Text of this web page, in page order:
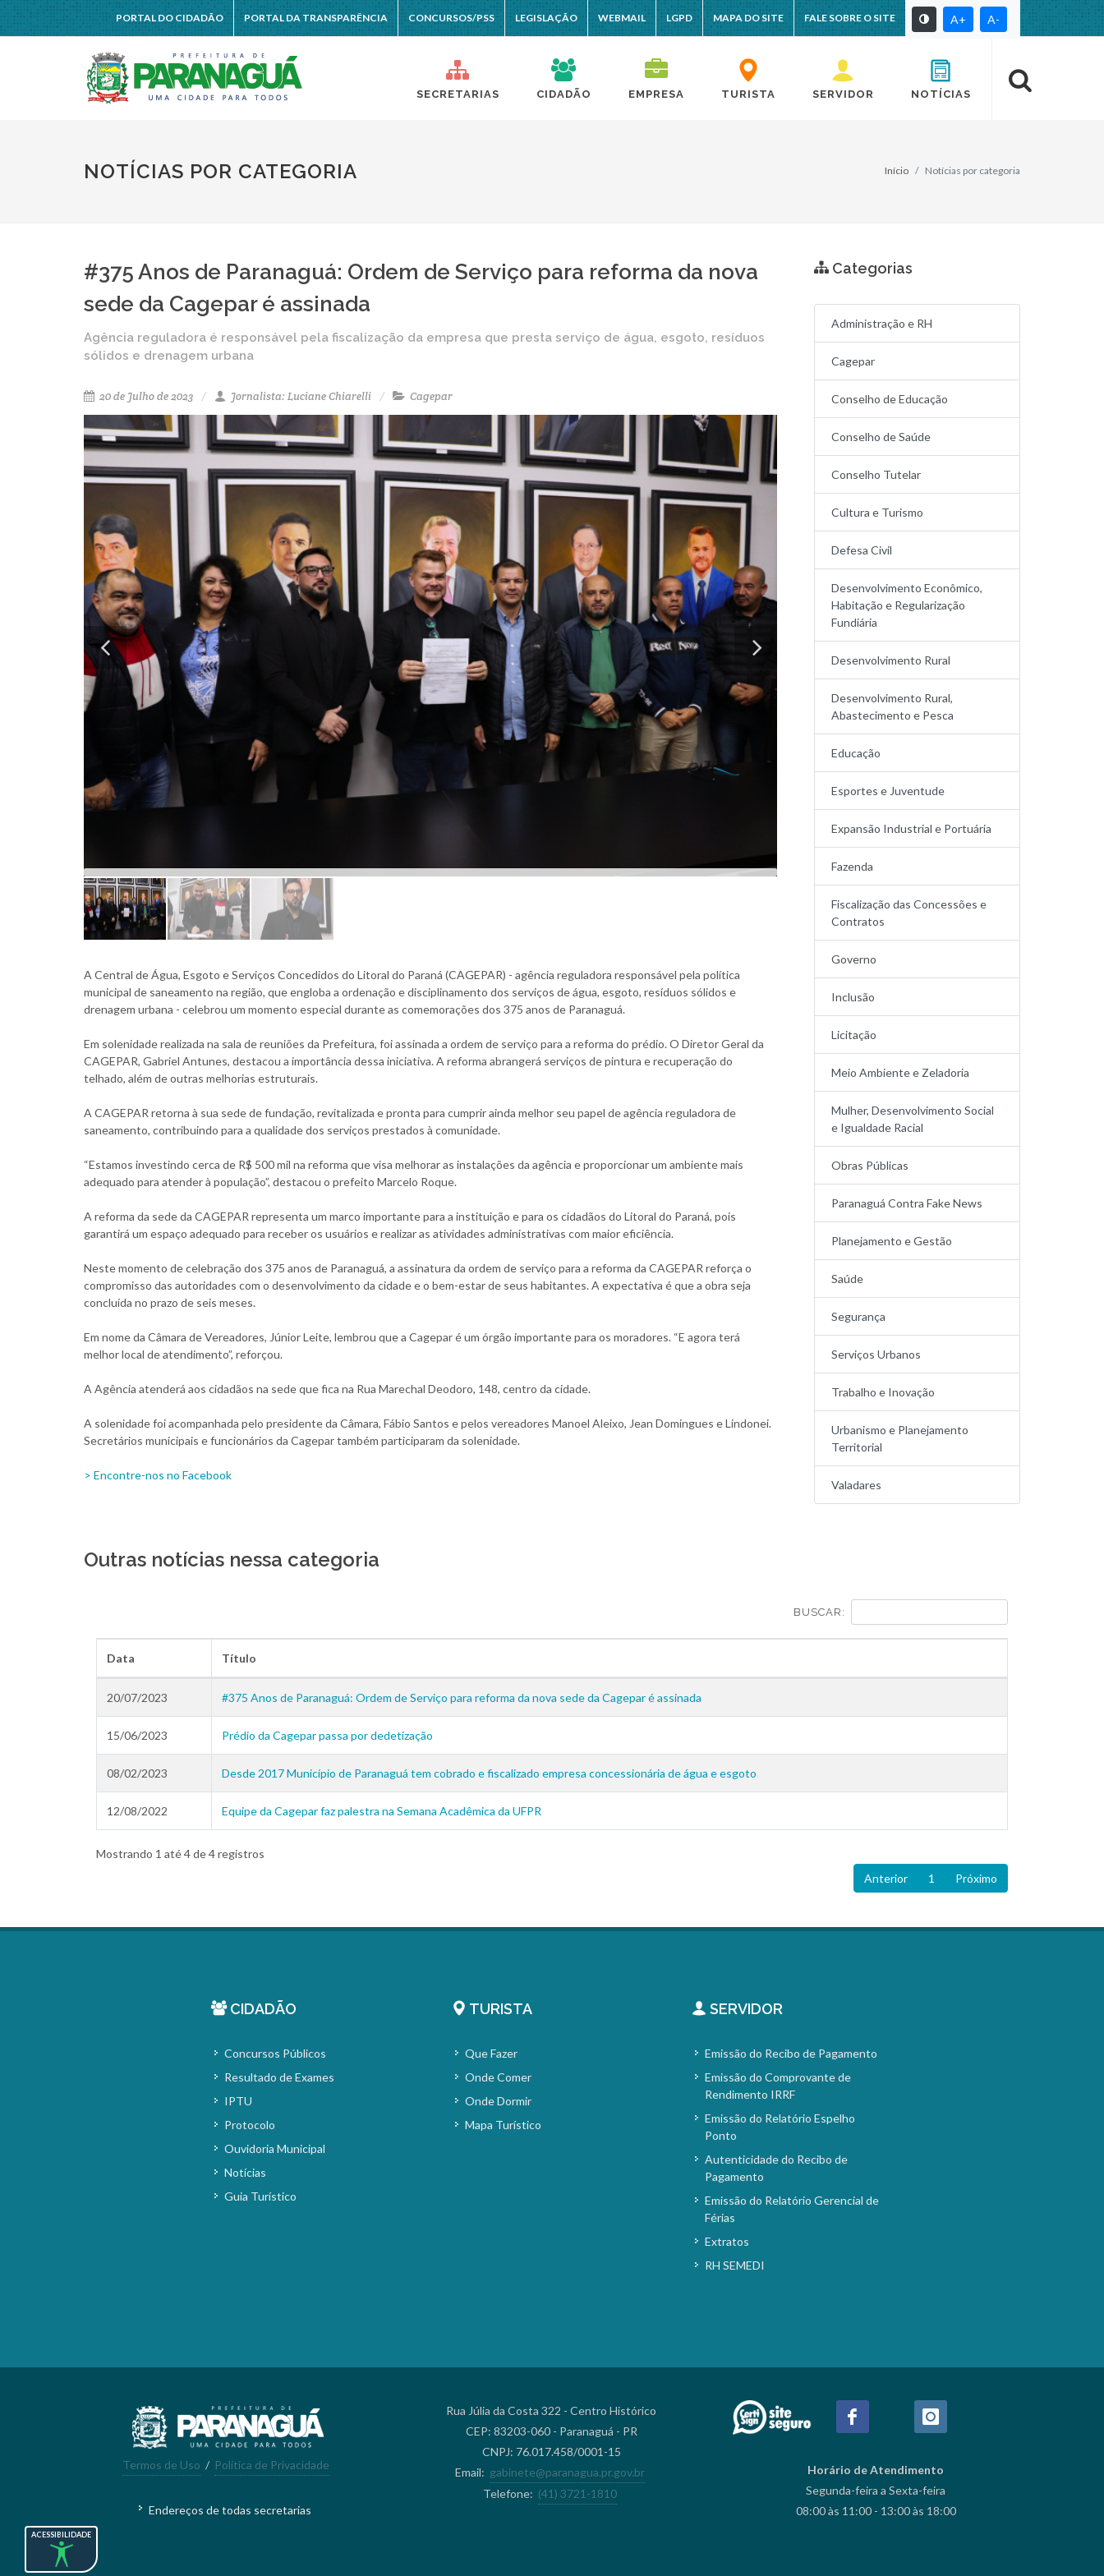
ACESSIBILIDADE
PORTAL DO CIDADÃO PORTAL DA TRANSPARÊNCIA CONCURSOS/PSS LEGISLAÇÃO WEBMAIL LGPD MAPA DO SITE FALE SOBRE O SITE A+ A-
SECRETARIAS CIDADÃO EMPRESA TURISTA SERVIDOR NOTÍCIAS
NOTÍCIAS POR CATEGORIA Início Notícias por categoria
Categorias
Administração e RH
Cagepar
Conselho de Educação
Conselho de Saúde
Conselho Tutelar
Cultura e Turismo
Defesa Civil
Desenvolvimento Econômico,
Habitação e Regularização
Fundiária
Desenvolvimento Rural
Desenvolvimento Rural,
Abastecimento e Pesca
Educação
Esportes e Juventude
Expansão Industrial e Portuária
Fazenda
Fiscalização das Concessões e
Contratos
Governo
Inclusão
Licitação
Meio Ambiente e Zeladoria
Mulher, Desenvolvimento Social
e Igualdade Racial
Obras Públicas
Paranaguá Contra Fake News
Planejamento e Gestão
Saúde
Segurança
Serviços Urbanos
Trabalho e Inovação
Urbanismo e Planejamento
Territorial
Valadares
#375 Anos de Paranaguá: Ordem de Serviço para reforma da nova
sede da Cagepar é assinada
Agência reguladora é responsável pela fiscalização da empresa que presta serviço de água, esgoto, resíduos
sólidos e drenagem urbana
20 de Julho de 2023 Jornalista: Luciane Chiarelli Cagepar
A Central de Água, Esgoto e Serviços Concedidos do Litoral do Paraná (CAGEPAR) - agência reguladora responsável pela política
municipal de saneamento na região, que engloba a ordenação e disciplinamento dos serviços de água, esgoto, resíduos sólidos e
drenagem urbana - celebrou um momento especial durante as comemorações dos 375 anos de Paranaguá.
Em solenidade realizada na sala de reuniões da Prefeitura, foi assinada a ordem de serviço para a reforma do prédio. O Diretor Geral da
CAGEPAR, Gabriel Antunes, destacou a importância dessa iniciativa. A reforma abrangerá serviços de pintura e recuperação do
telhado, além de outras melhorias estruturais.
A CAGEPAR retorna à sua sede de fundação, revitalizada e pronta para cumprir ainda melhor seu papel de agência reguladora de
saneamento, contribuindo para a qualidade dos serviços prestados à comunidade.
“Estamos investindo cerca de R$ 500 mil na reforma que visa melhorar as instalações da agência e proporcionar um ambiente mais
adequado para atender à população”, destacou o prefeito Marcelo Roque.
A reforma da sede da CAGEPAR representa um marco importante para a instituição e para os cidadãos do Litoral do Paraná, pois
garantirá um espaço adequado para receber os usuários e realizar as atividades administrativas com maior eficiência.
Neste momento de celebração dos 375 anos de Paranaguá, a assinatura da ordem de serviço para a reforma da CAGEPAR reforça o
compromisso das autoridades com o desenvolvimento da cidade e o bem-estar de seus habitantes. A expectativa é que a obra seja
concluída no prazo de seis meses.
Em nome da Câmara de Vereadores, Júnior Leite, lembrou que a Cagepar é um órgão importante para os moradores. “E agora terá
melhor local de atendimento”, reforçou.
A Agência atenderá aos cidadãos na sede que fica na Rua Marechal Deodoro, 148, centro da cidade.
A solenidade foi acompanhada pelo presidente da Câmara, Fábio Santos e pelos vereadores Manoel Aleixo, Jean Domingues e Lindonei.
Secretários municipais e funcionários da Cagepar também participaram da solenidade.
> Encontre-nos no Facebook
Outras notícias nessa categoria
BUSCAR:
Data Título
20/07/2023 #375 Anos de Paranaguá: Ordem de Serviço para reforma da nova sede da Cagepar é assinada
15/06/2023 Prédio da Cagepar passa por dedetização
08/02/2023 Desde 2017 Município de Paranaguá tem cobrado e fiscalizado empresa concessionária de água e esgoto
12/08/2022 Equipe da Cagepar faz palestra na Semana Acadêmica da UFPR
Mostrando 1 até 4 de 4 registros
Anterior
1 Próximo
CIDADÃO
Concursos Públicos
Resultado de Exames
IPTU
Protocolo
Ouvidoria Municipal
Notícias
Guia Turístico
TURISTA
Que Fazer
Onde Comer
Onde Dormir
Mapa Turístico
SERVIDOR
Emissão do Recibo de Pagamento
Emissão do Comprovante de
Rendimento IRRF
Emissão do Relatório Espelho
Ponto
Autenticidade do Recibo de
Pagamento
Emissão do Relatório Gerencial de
Férias
Extratos
RH SEMEDI
Termos de Uso / Política de Privacidade
Endereços de todas secretarias
Rua Júlia da Costa 322 - Centro Histórico
CEP: 83203-060 - Paranaguá - PR
CNPJ: 76.017.458/0001-15
Email: gabinete@paranagua.pr.gov.br
Telefone: (41) 3721-1810
Horário de Atendimento
Segunda-feira a Sexta-feira
08:00 às 11:00 - 13:00 às 18:00